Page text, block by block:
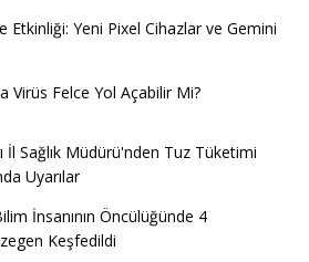
Etkinliği: Yeni Pixel Cihazlar ve Gemini
Virüs Felce Yol Açabilir Mi?
İl Sağlık Müdürü'nden Tuz Tüketimi
Uyarılar
İnsanının Öncülüğünde 4
Keşfedildi